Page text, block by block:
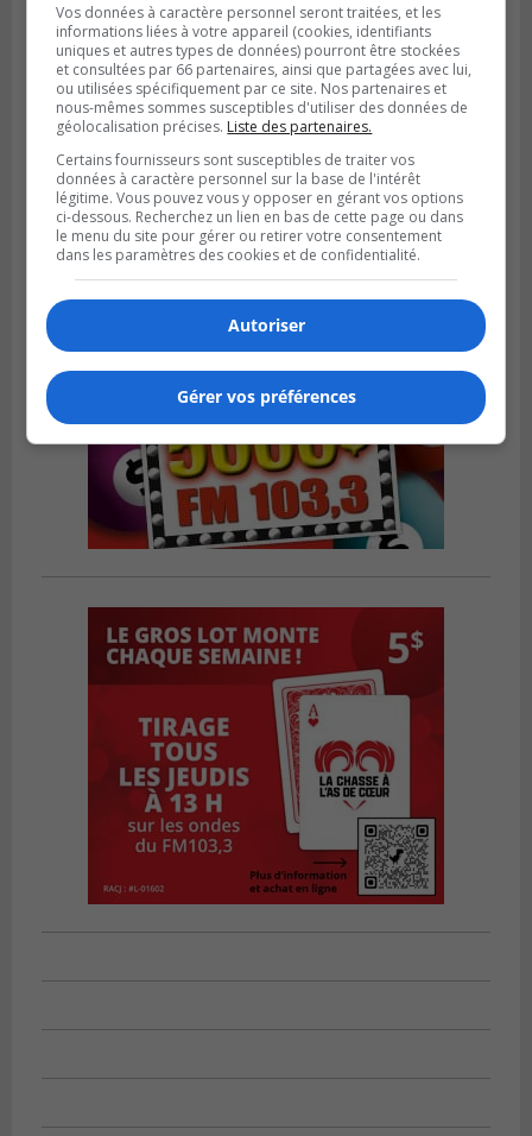
SAINT-HUBERT
Publié le 6 août 2026 à 09h39
Longueuil injecte 1,5 M$ pour moderniser
deux stations de pompage
Vos données à caractère personnel seront traitées, et les
informations liées à votre appareil (cookies, identifiants
uniques et autres types de données) pourront être stockées
et consultées par 66 partenaires, ainsi que partagées avec lui,
ou utilisées spécifiquement par ce site. Nos partenaires et
nous-mêmes sommes susceptibles d'utiliser des données de
géolocalisation précises. Liste des partenaires.
Certains fournisseurs sont susceptibles de traiter vos
données à caractère personnel sur la base de l'intérêt
légitime. Vous pouvez vous y opposer en gérant vos options
ci-dessous. Recherchez un lien en bas de cette page ou dans
le menu du site pour gérer ou retirer votre consentement
dans les paramètres des cookies et de confidentialité.
Autoriser
Gérer vos préférences